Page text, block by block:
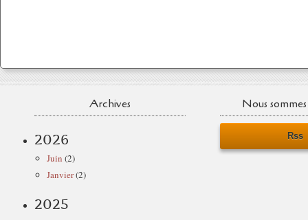
Archives
2026
Juin (2)
Janvier(2)
2025
Nous
Rss